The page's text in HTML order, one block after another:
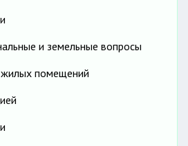
и земельные вопросы
помещений